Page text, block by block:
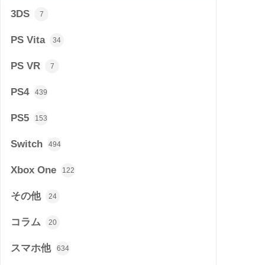
3DS 7
PS Vita 34
PS VR 7
PS4 439
PS5 153
Switch 494
Xbox One 122
その他 24
コラム 20
スマホ他 634